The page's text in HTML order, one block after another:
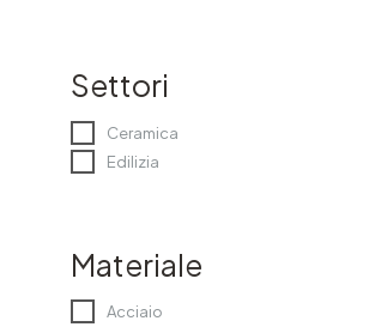
Settori
Ceramica
Edilizia
Materiale
Acciaio